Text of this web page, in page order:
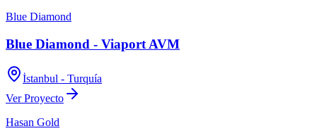
Blue Diamond
Blue Diamond - Viaport AVM
İstanbul - Turquía
Ver Proyecto
Hasan Gold